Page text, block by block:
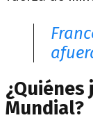
Mundial?